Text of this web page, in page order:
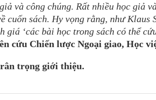
và công chúng. Rất nhiều học giả
cuốn sách. Hy vọng rằng, như Klaus
giá ‘các bài học trong sách có thể
cứu Chiến lược Ngoại giao, Học
trọng giới thiệu.